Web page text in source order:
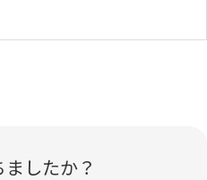
したか？